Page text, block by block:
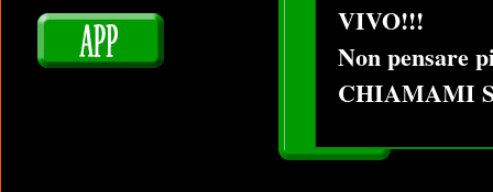
VIVO!!!
Non pensare
CHIAMAMI